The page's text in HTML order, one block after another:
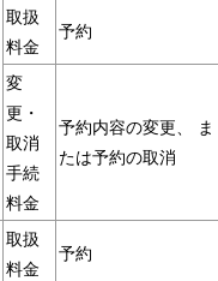
取扱
料金
予約
変
更・
取消
手続
料金
予約内容の変更、 ま
たは予約の取消
取扱
料金
予約